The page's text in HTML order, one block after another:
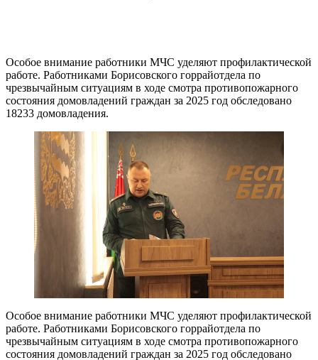
Особое внимание работники МЧС уделяют профилактической
работе. Работниками Борисовского горрайотдела по
чрезвычайным ситуациям в ходе смотра противопожарного
состояния домовладений граждан за 2025 год обследовано
18233 домовладения.
Особое внимание работники МЧС уделяют профилактической
работе. Работниками Борисовского горрайотдела по
чрезвычайным ситуациям в ходе смотра противопожарного
состояния домовладений граждан за 2025 год обследовано